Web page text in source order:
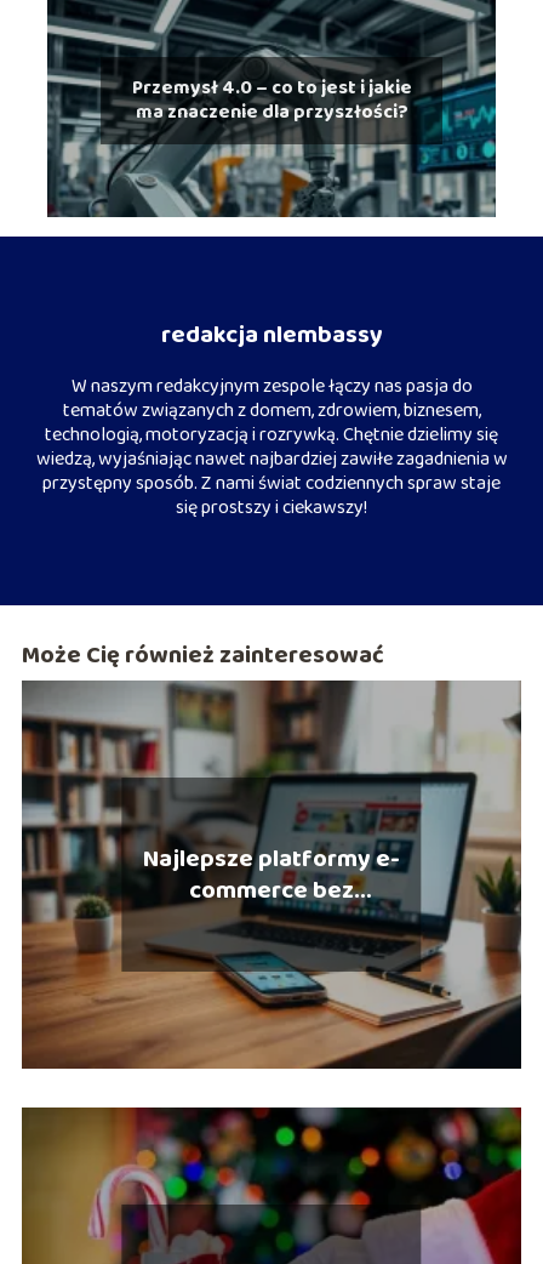
Przemysł 4.0 – co to jest i jakie
ma znaczenie dla przyszłości?
redakcja nlembassy
W naszym redakcyjnym zespole łączy nas pasja do
tematów związanych z domem, zdrowiem, biznesem,
technologią, motoryzacją i rozrywką. Chętnie dzielimy się
wiedzą, wyjaśniając nawet najbardziej zawiłe zagadnienia w
przystępny sposób. Z nami świat codziennych spraw staje
się prostszy i ciekawszy!
Może Cię również zainteresować
Najlepsze platformy e-
commerce bez
abonamentu – co wybrać?